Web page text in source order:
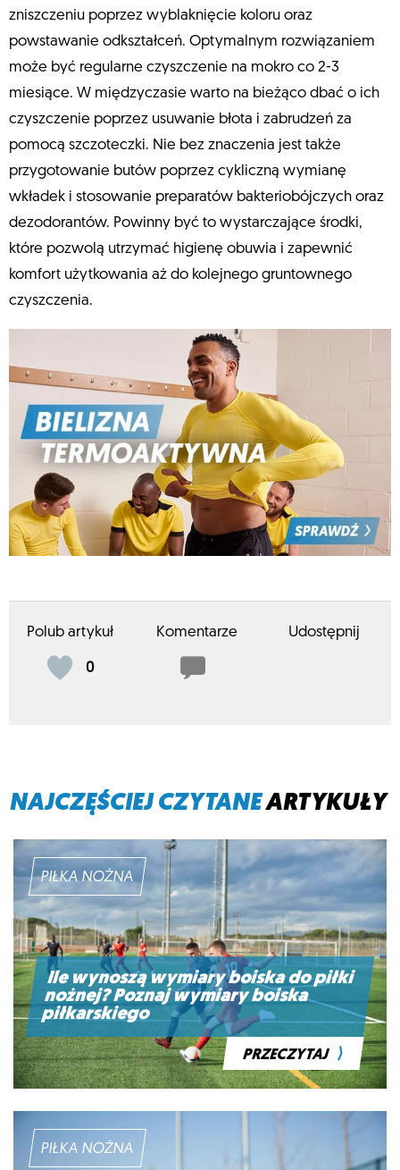
zniszczeniu poprzez wyblaknięcie koloru oraz
powstawanie odkształceń. Optymalnym rozwiązaniem
może być regularne czyszczenie na mokro co 2-3
miesiące. W międzyczasie warto na bieżąco dbać o ich
czyszczenie poprzez usuwanie błota i zabrudzeń za
pomocą szczoteczki. Nie bez znaczenia jest także
przygotowanie butów poprzez cykliczną wymianę
wkładek i stosowanie preparatów bakteriobójczych oraz
dezodorantów. Powinny być to wystarczające środki,
które pozwolą utrzymać higienę obuwia i zapewnić
komfort użytkowania aż do kolejnego gruntownego
czyszczenia.
Polub artykuł
0
Komentarze Udostępnij
NAJCZĘŚCIEJ CZYTANEARTYKUŁY
PIŁKA NOŻNA
Ile wynoszą wymiary boiska do piłki
nożnej? Poznaj wymiary boiska
piłkarskiego
PRZECZYTAJ ⟩
PIŁKA NOŻNA